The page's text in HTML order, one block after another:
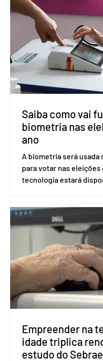
impede a replicação do
prolongada e pode ser
dois meses. O pedido
ser encaminhado pelo
Saúde à Comissão
Incorporação de Novas
SUS (Conitec) na
Conitec é um colegiado
Saiba como vai
biometria nas
ano
A biometria será usada
para votar nas eleições
tecnologia estará
Apesar da requisição, a
obrigatória para
voto. Se o título estiver
eleitor pode votar
realizado esse
será exigido o
identificação para
eletrônica. Se a urna
reconh
Empreender na
idade triplica
estudo do Sebrae